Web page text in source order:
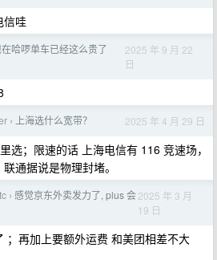
信哇
哈啰单车已经这么贵了
2025 年 9 月 22
日
› 上海选什么宽带？ 2025 年 4 月 29 日
选；限速的话 上海电信有 116 竞速场，
通据说是物理封堵。
› 感觉京东外卖发力了, plus 会2025 年 3 月
19 日
；再加上要额外运费 和美团相差不大